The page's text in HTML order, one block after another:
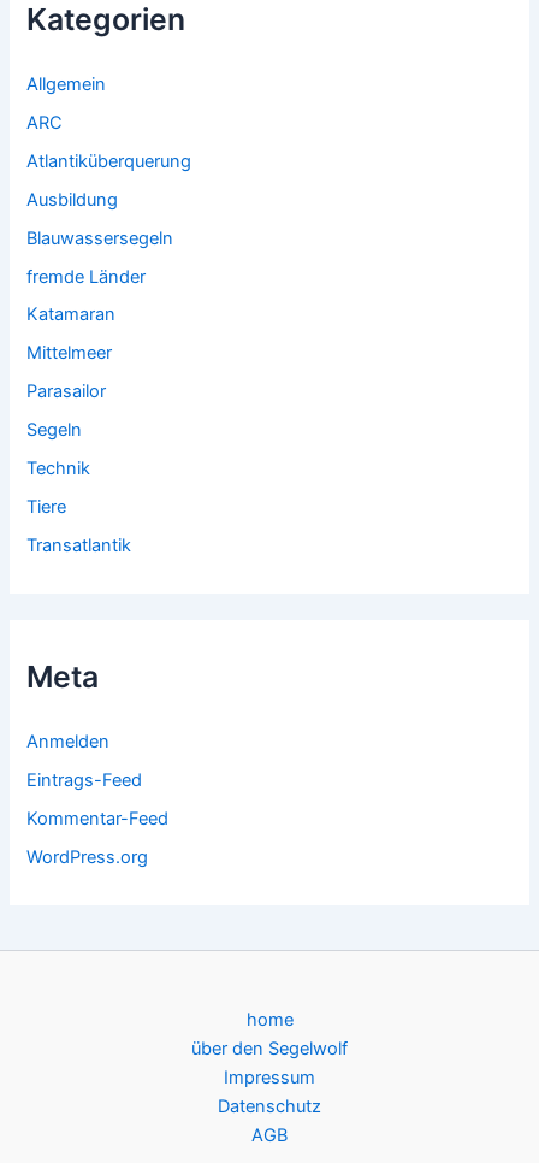
Kategorien
Allgemein
ARC
Atlantiküberquerung
Ausbildung
Blauwassersegeln
fremde Länder
Katamaran
Mittelmeer
Parasailor
Segeln
Technik
Tiere
Transatlantik
Meta
Anmelden
Eintrags-Feed
Kommentar-Feed
WordPress.org
home
über den Segelwolf
Impressum
Datenschutz
AGB